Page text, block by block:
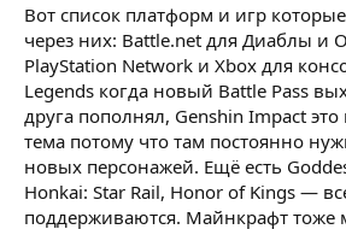
Вот список платформ и игр
через них: Battle.net для Диаблы и
PlayStation Network и Xbox для
Legends когда новый Battle Pass
друга пополнял, Genshin Impact
тема потому что там постоянно
новых персонажей. Ещё есть
Honkai: Star Rail, Honor of Kings —
поддерживаются. Майнкрафт тоже